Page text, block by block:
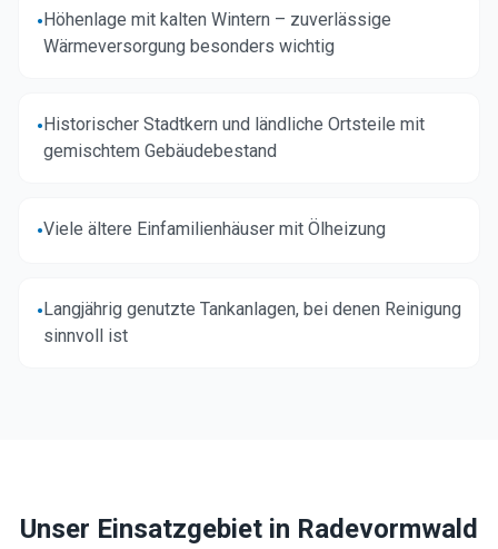
•Höhenlage mit kalten Wintern – zuverlässige
Wärmeversorgung besonders wichtig
•Historischer Stadtkern und ländliche Ortsteile mit
gemischtem Gebäudebestand
•Viele ältere Einfamilienhäuser mit Ölheizung
•Langjährig genutzte Tankanlagen, bei denen Reinigung
sinnvoll ist
Unser Einsatzgebiet in Radevormwald